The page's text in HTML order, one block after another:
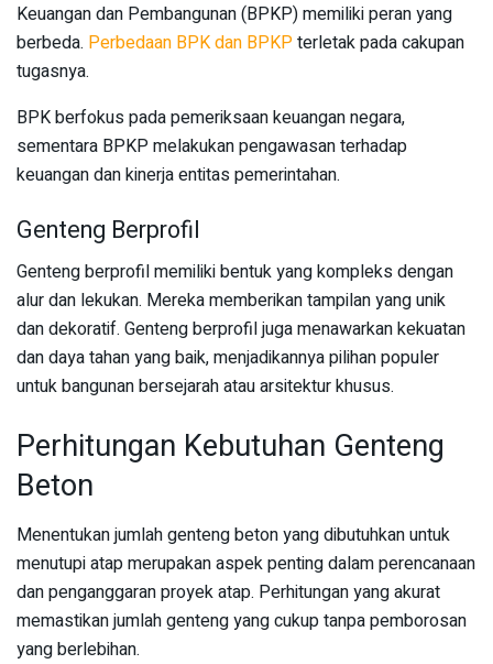
Keuangan dan Pembangunan (BPKP) memiliki peran yang
berbeda. Perbedaan BPK dan BPKPterletak pada cakupan
tugasnya.
BPK berfokus pada pemeriksaan keuangan negara,
sementara BPKP melakukan pengawasan terhadap
keuangan dan kinerja entitas pemerintahan.
Genteng Berprofil
Genteng berprofil memiliki bentuk yang kompleks dengan
alur dan lekukan. Mereka memberikan tampilan yang unik
dan dekoratif. Genteng berprofil juga menawarkan kekuatan
dan daya tahan yang baik, menjadikannya pilihan populer
untuk bangunan bersejarah atau arsitektur khusus.
Perhitungan Kebutuhan Genteng
Beton
Menentukan jumlah genteng beton yang dibutuhkan untuk
menutupi atap merupakan aspek penting dalam perencanaan
dan penganggaran proyek atap. Perhitungan yang akurat
memastikan jumlah genteng yang cukup tanpa pemborosan
yang berlebihan.